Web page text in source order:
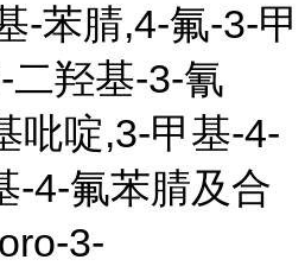
-苯腈,4-氟-3-甲
二羟基-3-氰
吡啶,3-甲基-4-
-4-氟苯腈及合
3-